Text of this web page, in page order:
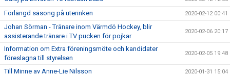
Förlängd säsong på uterinken 2020-02-12 00:41
Johan Sörman - Tränare inom Värmdö Hockey, blir
assisterande tränare i TV pucken för pojkar
2020-02-06 20:17
Information om Extra föreningsmöte och kandidater
föreslagna till styrelsen
2020-02-05 19:48
Till Minne av Anne-Lie Nilsson 2020-01-31 15:04